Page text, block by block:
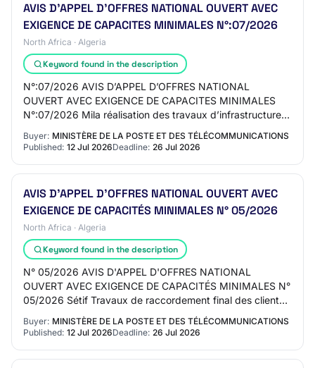
AVIS D’APPEL D’OFFRES NATIONAL OUVERT AVEC
EXIGENCE DE CAPACITES MINIMALES N°:07/2026
North Africa · Algeria
Keyword found in the description
N°:07/2026 AVIS D’APPEL D’OFFRES NATIONAL
OUVERT AVEC EXIGENCE DE CAPACITES MINIMALES
N°:07/2026 Mila réalisation des travaux d’infrastructures
d’accueil, pose et raccordement de câbles à fibre optiq…
Buyer: MINISTÈRE DE LA POSTE ET DES TÉLÉCOMMUNICATIONS
Published: 12 Jul 2026Deadline: 26 Jul 2026
AVIS D'APPEL D'OFFRES NATIONAL OUVERT AVEC
EXIGENCE DE CAPACITÉS MINIMALES N° 05/2026
North Africa · Algeria
Keyword found in the description
N° 05/2026 AVIS D'APPEL D'OFFRES NATIONAL
OUVERT AVEC EXIGENCE DE CAPACITÉS MINIMALES N°
05/2026 Sétif Travaux de raccordement final des clients
en fibre optique et travaux de raccordement final des…
Buyer: MINISTÈRE DE LA POSTE ET DES TÉLÉCOMMUNICATIONS
Published: 12 Jul 2026Deadline: 26 Jul 2026